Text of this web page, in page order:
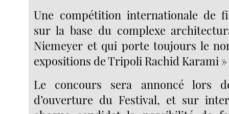
Une compétition internationale de
sur la base du complexe
Niemeyer et qui porte toujours le
expositions de Tripoli Rachid Karami »
Le concours sera annoncé lors
d’ouverture du Festival, et sur